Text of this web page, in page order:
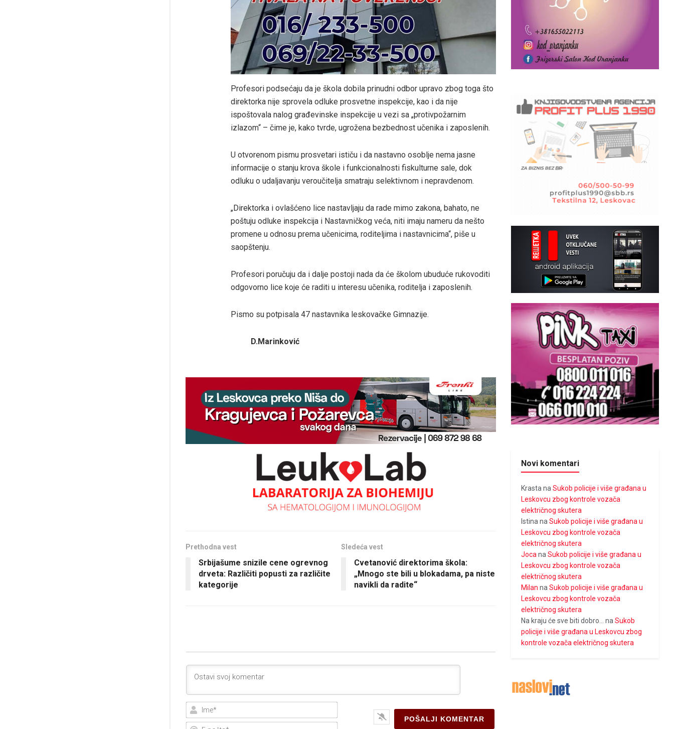
Profesori podsećaju da je škola dobila prinudni odbor upravo zbog toga što
direktorka nije sprovela odluke prosvetne inspekcije, kao i da nije
ispoštovala nalog građevinske inspekcije u vezi sa „protivpožarnim
izlazom“ – čime je, kako tvrde, ugrožena bezbednost učenika i zaposlenih.
U otvorenom pismu prosvetari ističu i da nastavno osoblje nema jasne
informacije o stanju krova škole i funkcionalnosti fiskulturne sale, dok
odluku o udaljavanju veroučitelja smatraju selektivnom i nepravdenom.
„Direktorka i ovlašćeno lice nastavljaju da rade mimo zakona, bahato, ne
poštuju odluke inspekcija i Nastavničkog veća, niti imaju nameru da nešto
promene u odnosu prema učenicima, roditeljima i nastavnicima“, piše u
saopštenju.
Profesori poručuju da i dalje postoji nada da će školom ubuduće rukovoditi
odgovorno lice koje će raditi u interesu učenika, roditelja i zaposlenih.
Pismo su potpisala 47 nastavnika leskovačke Gimnazije.
D.Marinković
Prethodna vest
Srbijašume snizile cene ogrevnog
drveta: Različiti popusti za različite
kategorije
Sledeća vest
Cvetanović direktorima škola:
„Mnogo ste bili u blokadama, pa niste
navikli da radite“
Ime*
E-
Novi komentari
Krasta naSukob policije i više građana u
Leskovcu zbog kontrole vozača
električnog skutera
Istina naSukob policije i više građana u
Leskovcu zbog kontrole vozača
električnog skutera
Joca naSukob policije i više građana u
Leskovcu zbog kontrole vozača
električnog skutera
Milan naSukob policije i više građana u
Leskovcu zbog kontrole vozača
električnog skutera
Na kraju će sve biti dobro...
naSukob
policije i više građana u Leskovcu zbog
kontrole vozača električnog skutera